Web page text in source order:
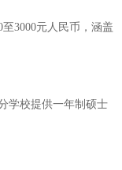
3000元人民币，涵盖
学校提供一年制硕士